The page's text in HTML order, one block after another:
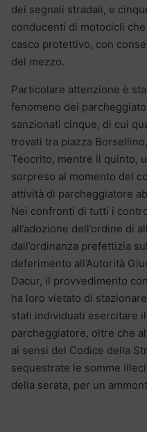
dei segnali stradali, e
conducenti di motocicli
casco protettivo, con
del mezzo.
Particolare attenzione è
fenomeno dei
sanzionati cinque, di cui
trovati tra piazza
Teocrito, mentre il quinto,
sorpreso al momento del
attività di parcheggiatore
Nei confronti di tutti i
all’adozione dell’ordine di
dall’ordinanza prefettizia
deferimento all’Autorità
Dacur, il provvedimento
ha loro vietato di
stati individuati esercitare
parcheggiatore, oltre che
ai sensi del Codice della
sequestrate le somme
della serata, per un